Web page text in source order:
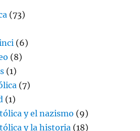
(73)
(6)
(8)
(1)
(7)
(1)
y el nazismo (9)
y la historia (18)